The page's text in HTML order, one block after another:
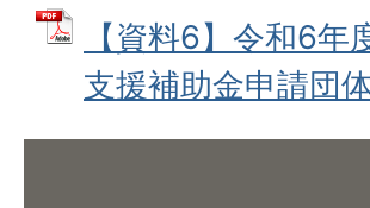
【資料6】令和6
支援補助金申請団